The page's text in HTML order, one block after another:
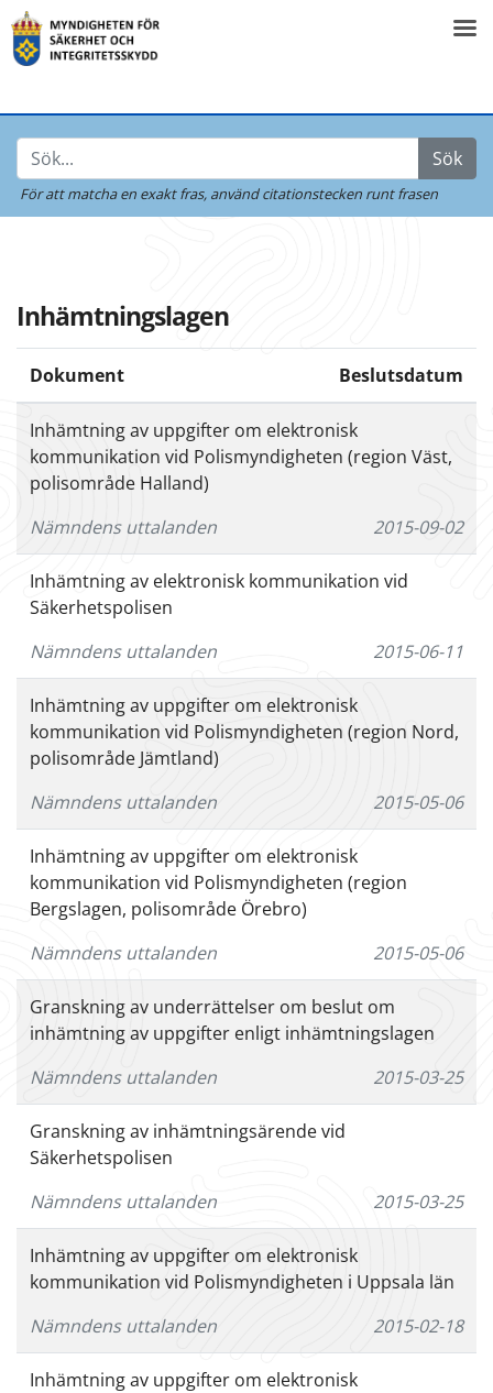
Sök
För att matcha en exakt fras, använd citationstecken runt frasen
Inhämtningslagen
Dokument Beslutsdatum
Inhämtning av uppgifter om elektronisk
kommunikation vid Polismyndigheten (region Väst,
polisområde Halland)
Nämndens uttalanden
2015-09-02
Inhämtning av elektronisk kommunikation vid
Säkerhetspolisen
Nämndens uttalanden
2015-06-11
Inhämtning av uppgifter om elektronisk
kommunikation vid Polismyndigheten (region Nord,
polisområde Jämtland)
Nämndens uttalanden
2015-05-06
Inhämtning av uppgifter om elektronisk
kommunikation vid Polismyndigheten (region
Bergslagen, polisområde Örebro)
Nämndens uttalanden
2015-05-06
Granskning av underrättelser om beslut om
inhämtning av uppgifter enligt inhämtningslagen
Nämndens uttalanden
2015-03-25
Granskning av inhämtningsärende vid
Säkerhetspolisen
Nämndens uttalanden
2015-03-25
Inhämtning av uppgifter om elektronisk
kommunikation vid Polismyndigheten i Uppsala län
Nämndens uttalanden
2015-02-18
Inhämtning av uppgifter om elektronisk